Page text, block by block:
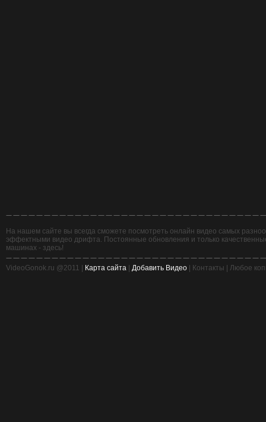
На нашем сайте вы всегда сможете посмотреть онлайн видео самых
эффектными видео дрифта. Постоянные обновления и только
машинах - здесь!
VideoGonok.ru @2011 | Карта сайта Добавить Видео | Контакты | Любое